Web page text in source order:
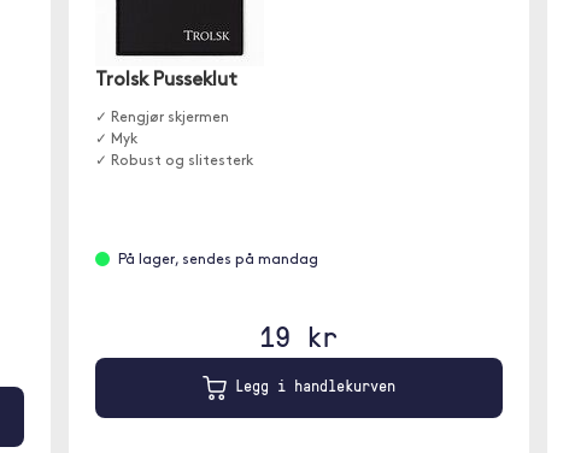
Trolsk Pusseklut
✓ Rengjør skjermen
✓ Myk
✓ Robust og slitesterk
På lager, sendes på mandag
19 kr
Legg i handlekurven